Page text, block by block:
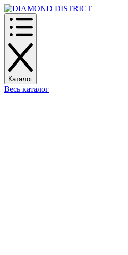
Каталог
Весь каталог